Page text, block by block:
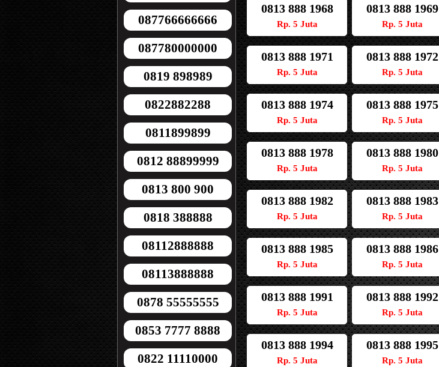
087766666666
087780000000
0819 898989
0822882288
0811899899
0812 88899999
0813 800 900
0818 388888
08112888888
08113888888
0878 55555555
0853 7777 8888
0822 11110000
0813 888 1968
Rp. 5 Juta
0813 888 1969
Rp. 5 Juta
0813 888 1971
Rp. 5 Juta
0813 888 1972
Rp. 5 Juta
0813 888 1974
Rp. 5 Juta
0813 888 1975
Rp. 5 Juta
0813 888 1978
Rp. 5 Juta
0813 888 1980
Rp. 5 Juta
0813 888 1982
Rp. 5 Juta
0813 888 1983
Rp. 5 Juta
0813 888 1985
Rp. 5 Juta
0813 888 1986
Rp. 5 Juta
0813 888 1991
Rp. 5 Juta
0813 888 1992
Rp. 5 Juta
0813 888 1994
Rp. 5 Juta
0813 888 1995
Rp. 5 Juta